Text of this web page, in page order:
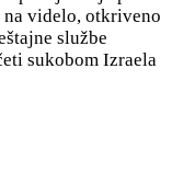
videlo, otkriveno
službe
sukobom Izraela